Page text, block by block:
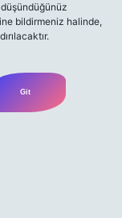
bildirmeniz halinde,